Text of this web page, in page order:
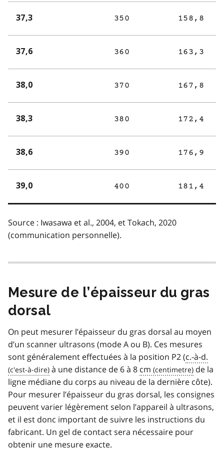
37,3 350 158,8
37,6 360 163,3
38,0 370 167,8
38,3 380 172,4
38,6 390 176,9
39,0 400 181,4
Source : Iwasawa et al., 2004, et Tokach, 2020
(communication personnelle).
Mesure de l’épaisseur du gras
dorsal
On peut mesurer l’épaisseur du gras dorsal au moyen
d’un scanner ultrasons (mode A ou B). Ces mesures
sont généralement effectuées à la position P2 (c.-à-d.
à une distance de 6 à 8 cm
de la
ligne médiane du corps au niveau de la dernière côte).
Pour mesurer l’épaisseur du gras dorsal, les consignes
peuvent varier légèrement selon l’appareil à ultrasons,
et il est donc important de suivre les instructions du
fabricant. Un gel de contact sera nécessaire pour
obtenir une mesure exacte.